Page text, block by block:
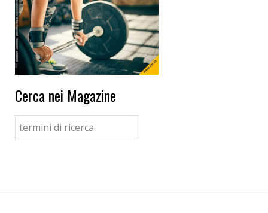
Cerca nei Magazine